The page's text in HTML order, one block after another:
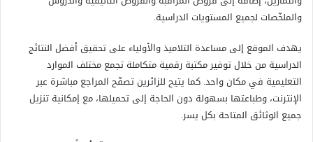
والملخّصات لجميع المستويات الدراسية.
يهدف الموقع إلى مساعدة التلاميذ والأولياء على تحقيق أفضل النتائج
الدراسية من خلال توفير مكتبة رقمية متكاملة تجمع مختلف الموارد
التعليمية في مكان واحد. كما يتيح للزائرين تصفّح المراجع مباشرة عبر
الإنترنت، وطباعتها بسهولة دون الحاجة إلى تحميلها، مع إمكانية تنزيل
جميع الوثائق المتاحة بكل يسر.